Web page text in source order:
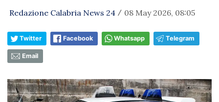
Redazione Calabria News 24 / 08 May 2026, 08:05
Twitter Facebook Whatsapp Telegram
Email